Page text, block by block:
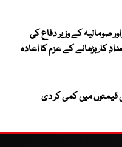
صومالیہ کے وزیر دفاع کی
کار بڑھانے کے عزم کا اعادہ
قیمتوں میں کمی کر دی